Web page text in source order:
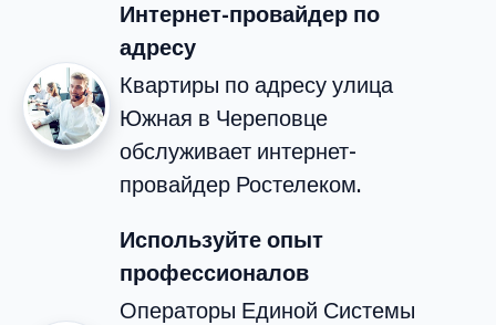
Интернет-провайдер по
адресу
Квартиры по адресу улица
Южная в Череповце
обслуживает интернет-
провайдер Ростелеком.
Используйте опыт
профессионалов
Операторы Единой Системы